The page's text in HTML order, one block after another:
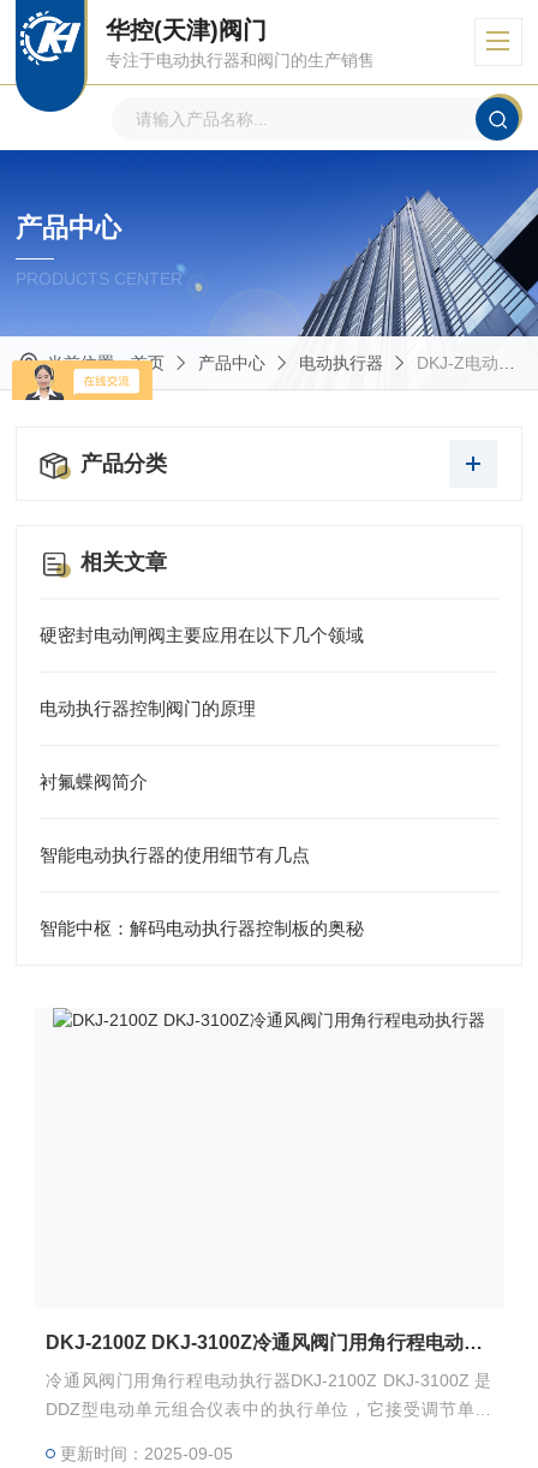
华控(天津)阀门
专注于电动执行器和阀门的生产销售
产品中心
PRODUCTS CENTER
当前位置：首页 产品中心 电动执行器 DKJ-Z电动执行器
产品分类
相关文章
硬密封电动闸阀主要应用在以下几个领域
电动执行器控制阀门的原理
衬氟蝶阀简介
智能电动执行器的使用细节有几点
智能中枢：解码电动执行器控制板的奥秘
DKJ-2100Z DKJ-3100Z冷通风阀门用角行程电动执行器
冷通风阀门用角行程电动执行器DKJ-2100Z DKJ-3100Z 是
DDZ型电动单元组合仪表中的执行单位，它接受调节单元
更新时间：2025-09-05